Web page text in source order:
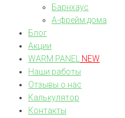
Барнхаус
А-фрейм дома
Блог
Акции
WARM PANEL
NEW
Наши работы
Отзывы о нас
Калькулятор
Контакты